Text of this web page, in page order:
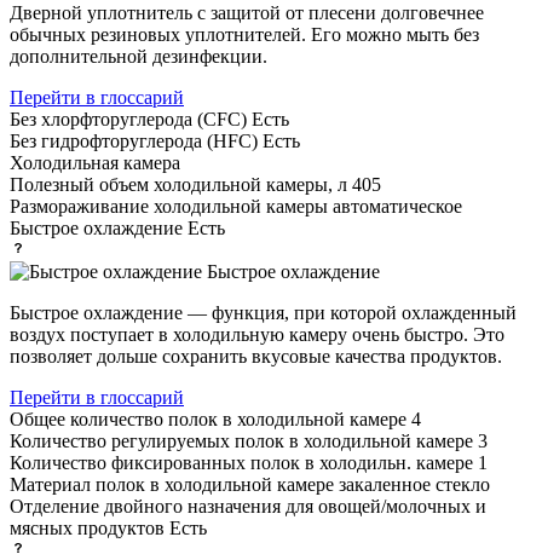
Дверной уплотнитель с защитой от плесени долговечнее
обычных резиновых уплотнителей. Его можно мыть без
дополнительной дезинфекции.
Перейти в глоссарий
Без хлорфторуглерода (CFC) Есть
Без гидрофторуглерода (HFC) Есть
Холодильная камера
Полезный объем холодильной камеры, л 405
Размораживание холодильной камеры автоматическое
Быстрое охлаждение Есть
Быстрое охлаждение
Быстрое охлаждение — функция, при которой охлажденный
воздух поступает в холодильную камеру очень быстро. Это
позволяет дольше сохранить вкусовые качества продуктов.
Перейти в глоссарий
Общее количество полок в холодильной камере 4
Количество регулируемых полок в холодильной камере 3
Количество фиксированных полок в холодильн. камере 1
Материал полок в холодильной камере закаленное стекло
Отделение двойного назначения для овощей/молочных и
мясных продуктов Есть